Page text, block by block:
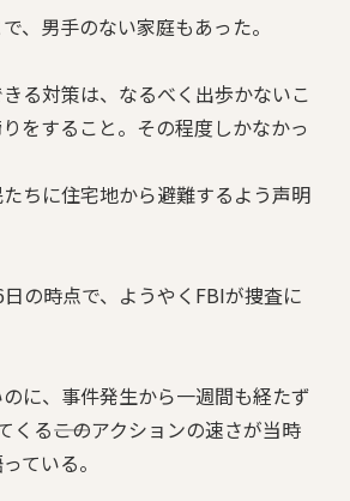
、男手のない家庭もあった。
る対策は、なるべく出歩かないこ
をすること。その程度しかなかっ
ちに住宅地から避難するよう声明
の時点で、ようやくFBIが捜査に
に、事件発生から一週間も経たず
る――このアクションの速さが当時
ている。